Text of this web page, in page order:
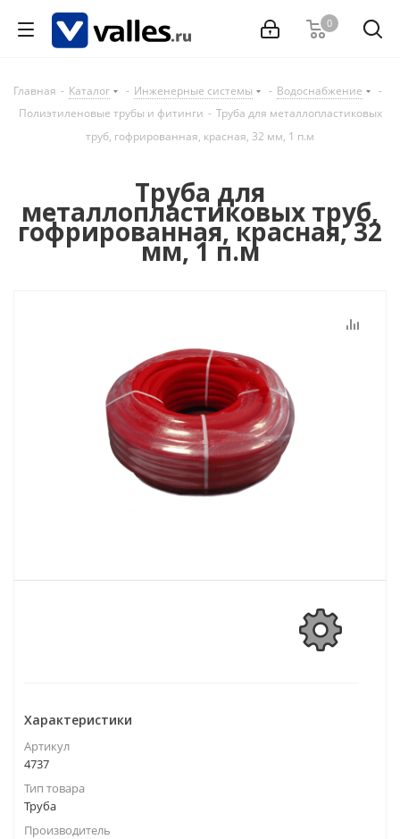
0
Главная - Каталог - Инженерные системы - Водоснабжение
-
Полиэтиленовые трубы и фитинги - Труба для металлопластиковых
труб, гофрированная, красная, 32 мм, 1 п.м
Труба для
металлопластиковых труб,
гофрированная, красная, 32
мм, 1 п.м
Характеристики
Артикул
4737
Тип товара
Труба
Производитель